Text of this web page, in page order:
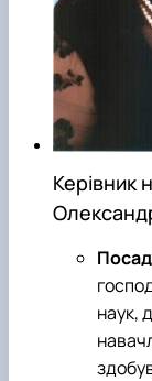
Керівник
наук,